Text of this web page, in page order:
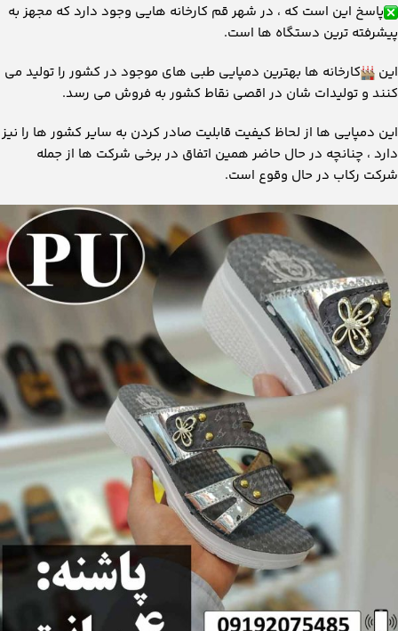
پاسخ این است که ، در شهر قم کارخانه هایی وجود دارد که مجهز به
پیشرفته ترین دستگاه ها است.
این
کارخانه ها بهترین دمپایی طبی های موجود در کشور را تولید می
کنند و تولیدات شان در اقصی نقاط کشور به فروش می رسد.
این دمپایی ها از لحاظ کیفیت قابلیت صادر کردن به سایر کشور ها را نیز
دارد ، چنانچه در حال حاضر همین اتفاق در برخی شرکت ها از جمله
شرکت رکاب در حال وقوع است.